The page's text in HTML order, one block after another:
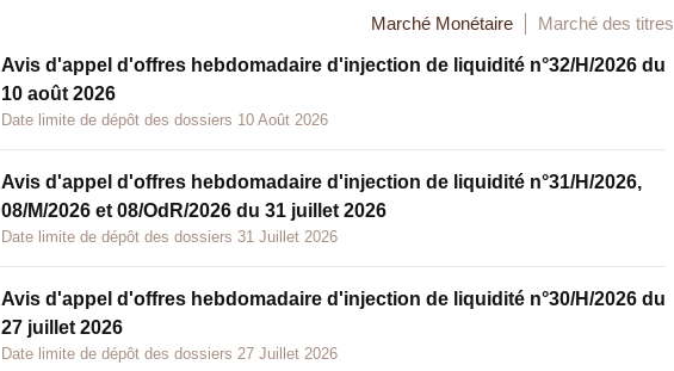
Marché Monétaire Marché des titres
Avis d'appel d'offres hebdomadaire d'injection de liquidité n°32/H/2026 du
10 août 2026
Date limite de dépôt des dossiers 10 Août 2026
Avis d'appel d'offres hebdomadaire d'injection de liquidité n°31/H/2026,
08/M/2026 et 08/OdR/2026 du 31 juillet 2026
Date limite de dépôt des dossiers 31 Juillet 2026
Avis d'appel d'offres hebdomadaire d'injection de liquidité n°30/H/2026 du
27 juillet 2026
Date limite de dépôt des dossiers 27 Juillet 2026